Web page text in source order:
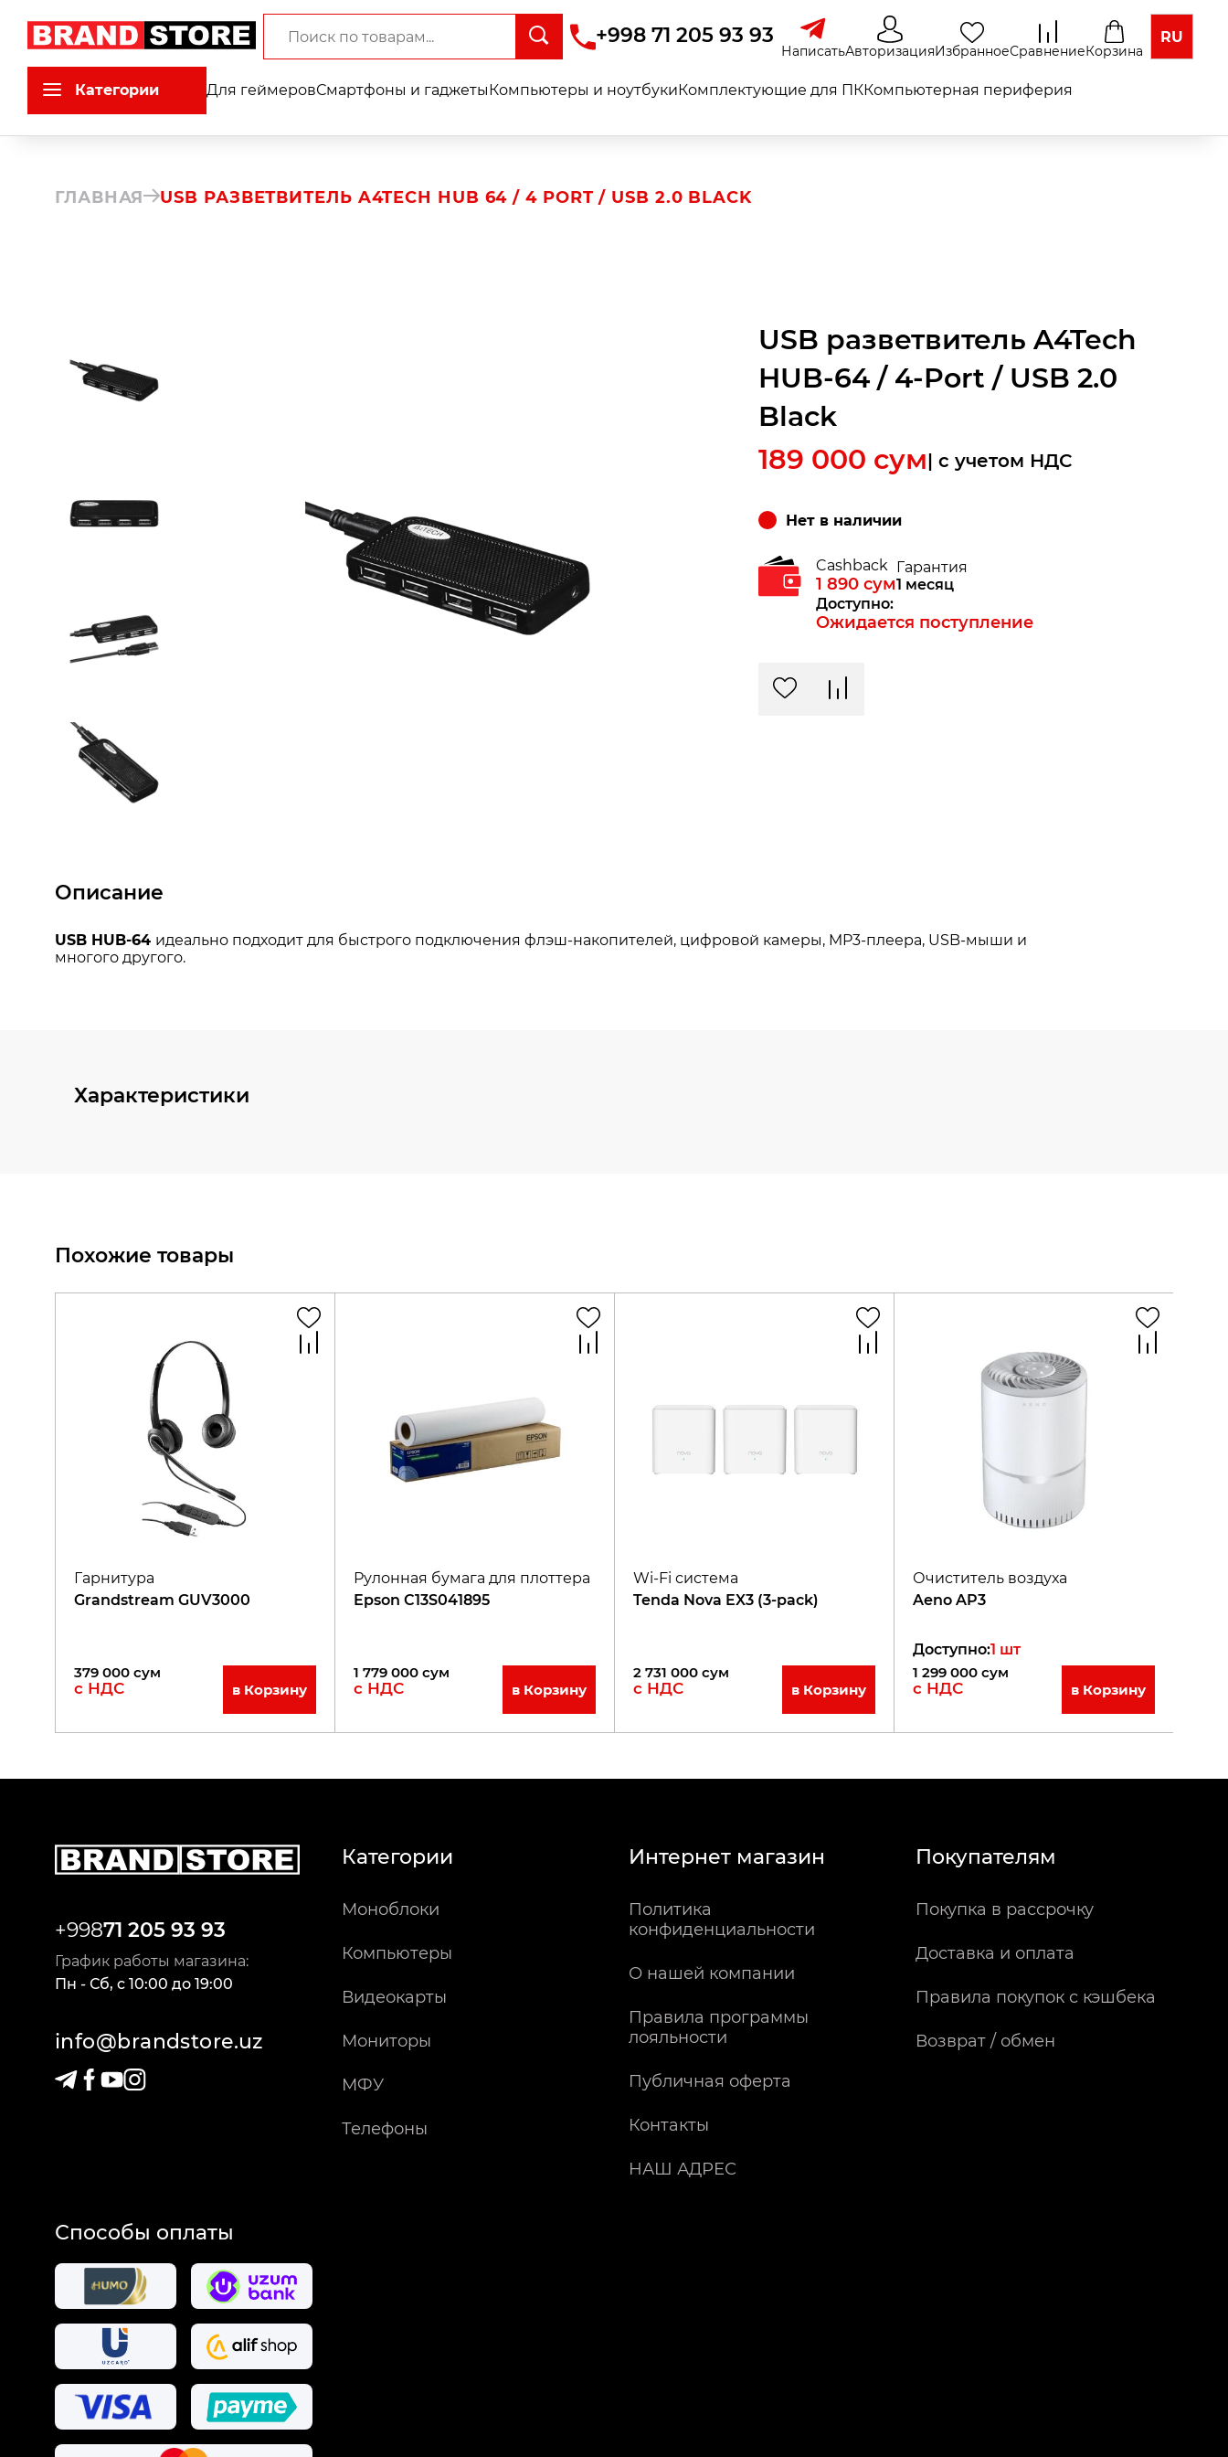
+998 71 205 93 93
НаписатьАвторизацияИзбранноеСравнениеКорзина
RU
Категории Для геймеровСмартфоны и гаджетыКомпьютеры и ноутбукиКомплектующие для ПККомпьютерная периферия
ГЛАВНАЯ USB РАЗВЕТВИТЕЛЬ A4TECH HUB 64 / 4 PORT / USB 2.0 BLACK
USB разветвитель A4Tech
HUB-64 / 4-Port / USB 2.0
Black
189 000 сум| c учетом НДС
Нет в наличии
Cashback
1 890 сум
Гарантия
1 месяц
Доступно:
Ожидается поступление
Описание
Характеристики
Похожие товары
Гарнитура
Grandstream GUV3000
379 000 сум
с НДС в Корзину
Рулонная бумага для плоттера
Epson C13S041895
1 779 000 сум
с НДС в Корзину
Wi-Fi система
Tenda Nova EX3 (3-pack)
2 731 000 сум
с НДС в Корзину
Очиститель воздуха
Aeno AP3
Доступно:1 шт
1 299 000 сум
с НДС в Корзину
+99871 205 93 93
График работы магазина:
Пн - Сб, c 10:00 до 19:00
info@brandstore.uz
Категории
Моноблоки
Компьютеры
Видеокарты
Мониторы
МФУ
Телефоны
Интернет магазин
Политика
конфиденциальности
О нашей компании
Правила программы
лояльности
Публичная оферта
Контакты
НАШ АДРЕС
Покупателям
Покупка в рассрочку
Доставка и оплата
Правила покупок с кэшбека
Возврат / обмен
Способы оплаты